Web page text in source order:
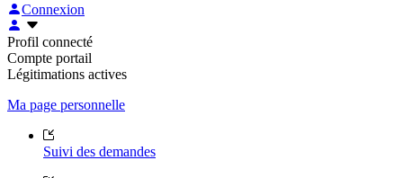
Connexion
Profil connecté
Compte portail
Légitimations actives
Ma page personnelle
Suivi des demandes